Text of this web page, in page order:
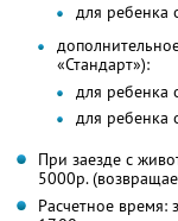
для ребенка
«Стандарт»):
для ребенка
для ребенка
При заезде с
5000р.
Расчетное время: